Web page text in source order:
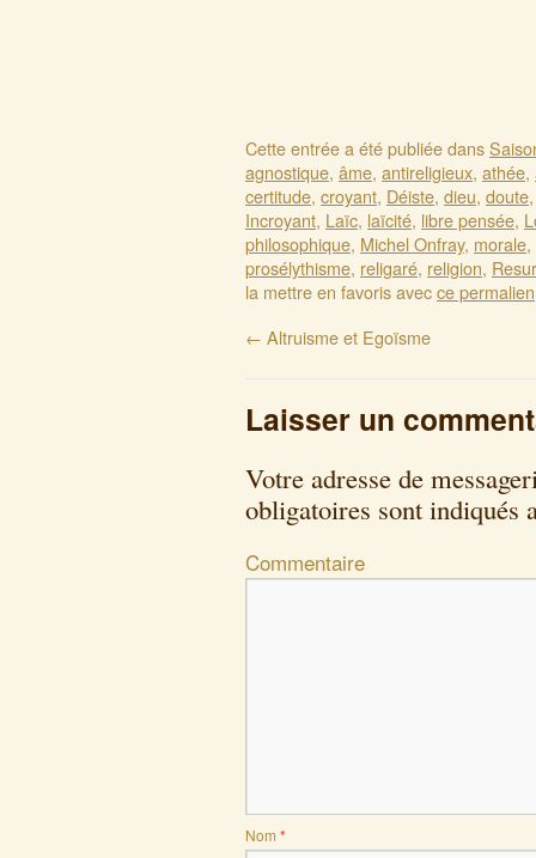
Cette entrée a été publiée dans
agnostique, âme, antireligieux, athée,
certitude, croyant, Déiste, dieu, doute
Incroyant, Laïc, laïcité, libre pensée,
philosophique, Michel Onfray, morale,
prosélythisme, religaré, religion,
la mettre en favoris avecce permalien
← Altruisme et Egoïsme
Laisser un
Votre adresse de
obligatoires sont indiqués
Commentaire
Nom *